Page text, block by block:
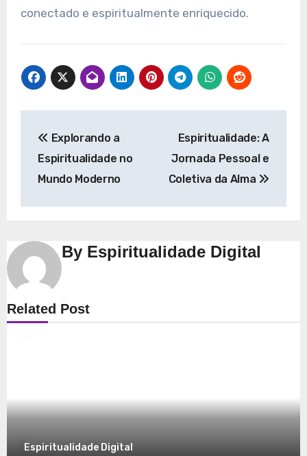
conectado e espiritualmente enriquecido.
de
Post
Explorando a
Espiritualidade no
Mundo Moderno
Espiritualidade: A
Jornada Pessoal e
Coletiva da Alma
By Espiritualidade Digital
Related Post
Espiritualidade
Explorando a Espiritualidade: Conexão e
Espiritualidade Digital